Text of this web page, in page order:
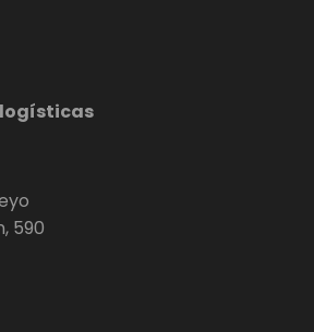
logísticas
590